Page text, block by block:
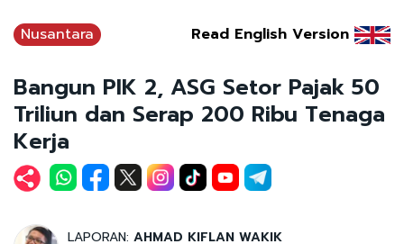
Nusantara Read English Version
Bangun PIK 2, ASG Setor Pajak 50
Triliun dan Serap 200 Ribu Tenaga
Kerja
LAPORAN: AHMAD KIFLAN WAKIK